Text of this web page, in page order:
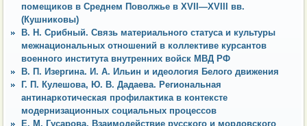
помещиков в Среднем Поволжье в XVII—XVIII вв.
(Кушниковы)
В. Н. Срибный. Связь материального статуса и культуры
межнациональных отношений в коллективе курсантов
военного института внутренних войск МВД РФ
В. П. Изергина. И. А. Ильин и идеология Белого движения
Г. П. Кулешова, Ю. В. Дадаева. Региональная
антинаркотическая профилактика в контексте
модернизационных социальных процессов
Е. М. Гусарова. Взаимодействие русского и мордовского